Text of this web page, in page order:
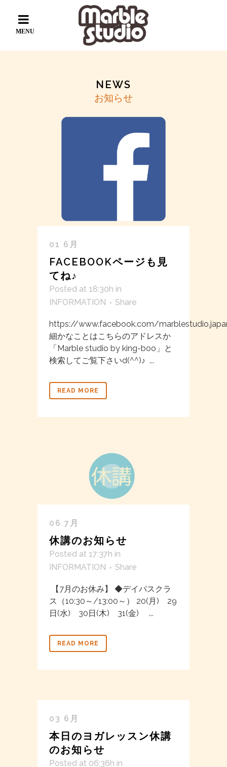
NEWS
お知らせ
01 6月
FACEBOOKページも見
てね♪
Posted at 18:30h in
INFORMATION
Share
https://www.facebook.com/
細かなことはこちらのアドレスか
「Marble studio by king-boo」と
検索してご覧下さいd(^^)♪ ...
READ MORE
06 7月
休講のお知らせ
Posted at 17:37h in
INFORMATION
Share
【7月のお休み】 ◆デイパスクラ
ス（10:30～/13:00～） 20(月) 29
日(水) 30日(木) 31(金) ...
READ MORE
03 6月
本日のヨガレッスン休講
のお知らせ
Posted at 06:36h in